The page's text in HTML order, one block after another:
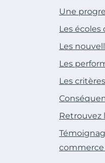
Une
Les écoles
Les
Les
Les
Retrouvez
commerce